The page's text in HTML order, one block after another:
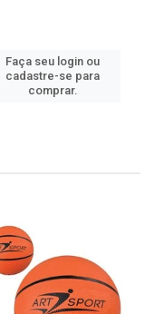
Faça seu login ou
cadastre-se para
comprar.